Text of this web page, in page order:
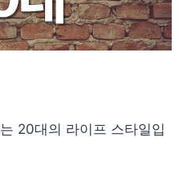
20대의 라이프 스타일입